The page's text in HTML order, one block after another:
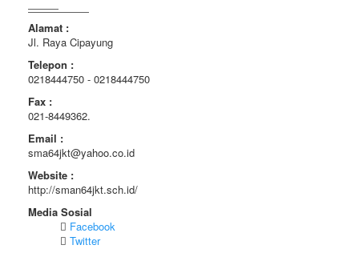
Alamat :
Jl. Raya Cipayung
Telepon :
0218444750 - 0218444750
Fax :
021-8449362.
Email :
sma64jkt@yahoo.co.id
Website :
http://sman64jkt.sch.id/
Media Sosial
Facebook
Twitter